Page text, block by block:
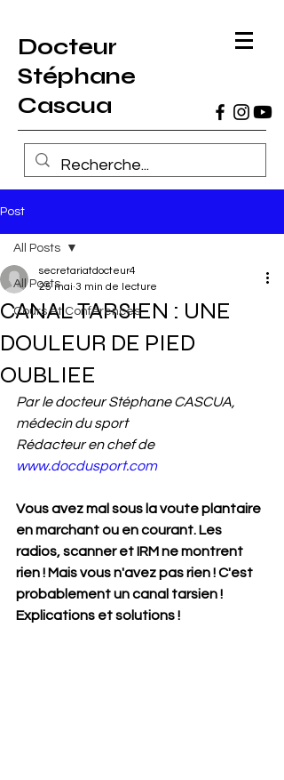
Docteur
Stéphane
Cascua
Post
All Posts
Cours et Conférences
All Posts
CANAL TARSIEN : UNE
DOULEUR DE PIED
OUBLIEE
secretariatdocteur4
25 mai 3 min de lecture
Par le docteur Stéphane CASCUA,
médecin du sport
Rédacteur en chef de
www.docdusport.com
Vous avez mal sous la voute plantaire
en marchant ou en courant. Les
radios, scanner et IRM ne montrent
rien ! Mais vous n'avez pas rien ! C'est
probablement un canal tarsien !
Explications et solutions !